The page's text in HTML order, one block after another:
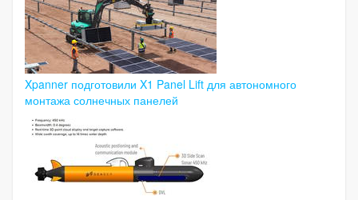
Xpanner подготовили X1 Panel Lift для автономного
монтажа солнечных панелей